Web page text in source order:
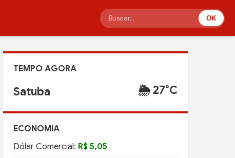
OK
TEMPO AGORA
Satuba 🌦️ 27°C
ECONOMIA
Dólar Comercial: R$ 5,05